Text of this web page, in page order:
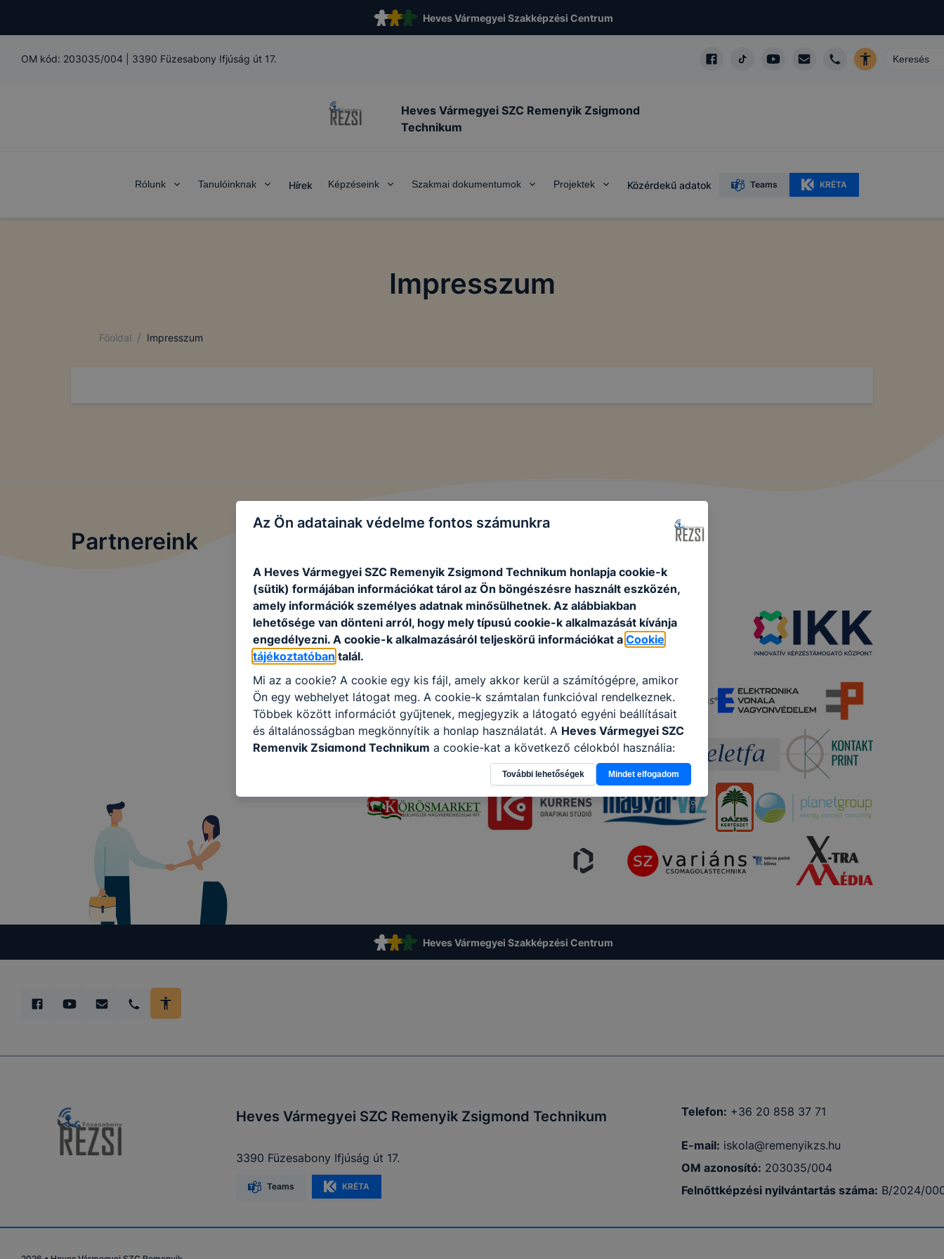
Heves Vármegyei Szakképzési Centrum
OM kód: 203035/004 3390 Füzesabony Ifjúság út 17.
Heves Vármegyei SZC Remenyik Zsigmond
Technikum
Rólunk Tanulóinknak Hírek Képzéseink Szakmai dokumentumok Projektek Közérdekű adatok Teams KRÉTA
Impresszum
Főoldal / Impresszum
Partnereink
Heves Vármegyei Szakképzési Centrum
Heves Vármegyei SZC Remenyik Zsigmond Technikum
3390 Füzesabony Ifjúság út 17.
Teams KRÉTA
Telefon: +36 20 858 37 71
E-mail: iskola@remenyikzs.hu
OM azonosító: 203035/004
Felnőttképzési nyilvántartás száma: B/2024/
Az Ön adatainak védelme fontos számunkra
A Heves Vármegyei SZC Remenyik Zsigmond Technikum honlapja cookie-k
(sütik) formájában információkat tárol az Ön böngészésre használt eszközén,
amely információk személyes adatnak minősülhetnek. Az alábbiakban
lehetősége van dönteni arról, hogy mely típusú cookie-k alkalmazását kívánja
engedélyezni. A cookie-k alkalmazásáról teljeskörű információkat a Cookie
tájékoztatóban talál.
Mi az a cookie? A cookie egy kis fájl, amely akkor kerül a számítógépre, amikor
Ön egy webhelyet látogat meg. A cookie-k számtalan funkcióval rendelkeznek.
Többek között információt gyűjtenek, megjegyzik a látogató egyéni beállításait
és általánosságban megkönnyítik a honlap használatát. A Heves Vármegyei SZC
Remenyik Zsigmond Technikum a cookie-kat a következő célokból használja:
információ gyűjtése azzal kapcsolatban, hogyan használja Ön a honlapot -annak
felmérésével, hogy a honlap melyik részeit látogatja, vagy használja leginkább,
így megtudhatjuk, hogyan biztosítsunk Önnek még jobb felhasználói élményt, ha
ismét meglátogatja oldalunkat, honlap fejlesztése. Hogyan ellenőrizheti és hogyan
tudja kikapcsolni a cookie-kat? Minden modern böngésző engedélyezi a cookie-k
beállításának a változtatását. A legtöbb böngésző alapértelmezettként
automatikusan elfogadja a cookie-kat, de ezek általában megváltoztathatók.
lesznek képesek honlapunk funkcióinak teljes körű használatára, vagy a honlap a
tervezettől eltérően fog működni böngészőjében.
További lehetőségek Mindet elfogadom